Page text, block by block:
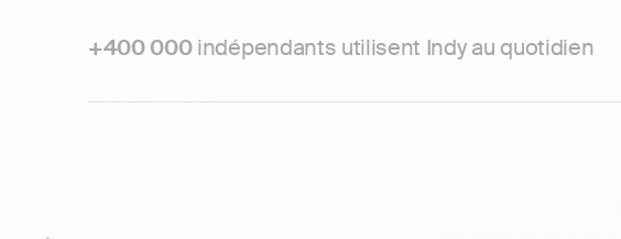
+400 000indépendants utilisent Indy au quotidien